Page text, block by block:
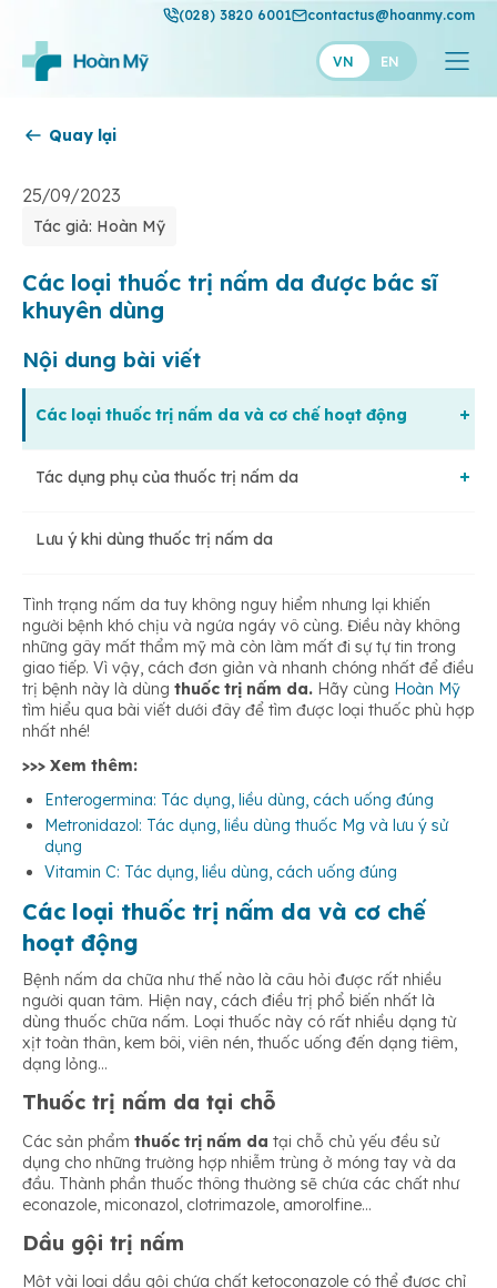
(028) 3820 6001 contactus@hoanmy.com
VN EN
Thuận Mỹ
Quay lại
25/09/2023
Tác giả: Hoàn Mỹ
Các loại thuốc trị nấm da được bác sĩ
khuyên dùng
Nội dung bài viết
Các loại thuốc trị nấm da và cơ chế hoạt động
Thuốc trị nấm da tại chỗ
Thuốc đặc trị nấm
Thuốc dạng tiêm trị nấm da
Tác dụng phụ của thuốc trị nấm da
Thuốc dùng tại chỗ
Thuốc dạng uống
Thuốc dạng tiêm
Lưu ý khi dùng thuốc trị nấm da
Tình trạng nấm da tuy không nguy hiểm nhưng lại khiến
người bệnh khó chịu và ngứa ngáy vô cùng. Điều này không
những gây mất thẩm mỹ mà còn làm mất đi sự tự tin trong
giao tiếp. Vì vậy, cách đơn giản và nhanh chóng nhất để điều
trị bệnh này là dùng thuốc trị nấm da. Hãy cùng Hoàn Mỹ
tìm hiểu qua bài viết dưới đây để tìm được loại thuốc phù hợp
nhất nhé!
>>> Xem thêm:
Enterogermina: Tác dụng, liều dùng, cách uống đúng
Metronidazol: Tác dụng, liều dùng thuốc Mg và lưu ý sử
dụng
Vitamin C: Tác dụng, liều dùng, cách uống đúng
Các loại thuốc trị nấm da và cơ chế
hoạt động
Bệnh nấm da chữa như thế nào là câu hỏi được rất nhiều
người quan tâm. Hiện nay, cách điều trị phổ biến nhất là
dùng thuốc chữa nấm. Loại thuốc này có rất nhiều dạng từ
xịt toàn thân, kem bôi, viên nén, thuốc uống đến dạng tiêm,
dạng lỏng…
Thuốc trị nấm da tại chỗ
Các sản phẩm thuốc trị nấm da tại chỗ chủ yếu đều sử
dụng cho những trường hợp nhiễm trùng ở móng tay và da
đầu. Thành phần thuốc thông thường sẽ chứa các chất như
econazole, miconazol, clotrimazole, amorolfine…
Dầu gội trị nấm
Một vài loại dầu gội chứa chất ketoconazole có thể được chỉ